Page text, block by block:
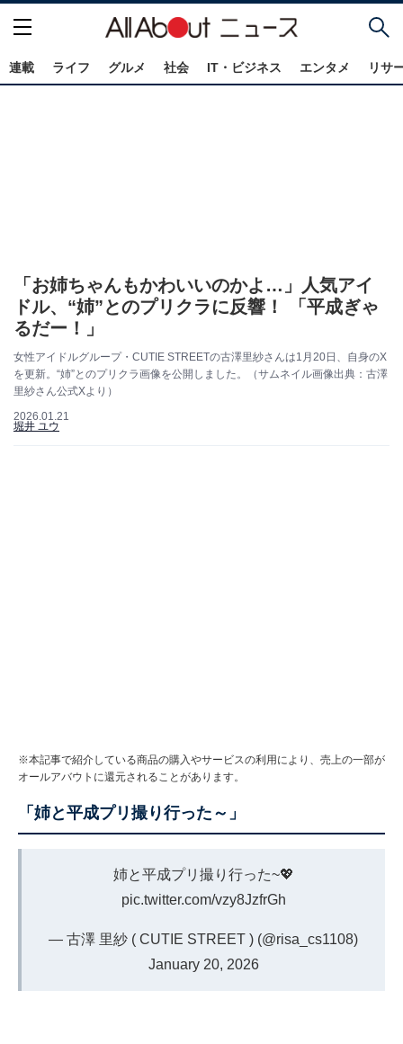
連載 ライフ グルメ 社会 IT・ビジネス エンタメ リサ
「お姉ちゃんもかわいいのかよ…」人気アイ
ドル、“姉”とのプリクラに反響！ 「平成ぎゃ
るだー！」
女性アイドルグループ・CUTIE STREET︎︎の古澤里紗さんは1月20日、自身のX
を更新。“姉”とのプリクラ画像を公開しました。（サムネイル画像出典：古澤
里紗さん公式Xより）
2026.01.21
堀井 ユウ
※本記事で紹介している商品の購入やサービスの利用により、売上の一部が
オールアバウトに還元されることがあります。
「姉と平成プリ撮り行った～」
姉と平成プリ撮り行った~💖
pic.twitter.com/vzy8JzfrGh
— 古澤 里紗 ( CUTIE STREET ) (@risa_cs1108)
January 20, 2026